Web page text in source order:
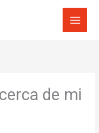
de mi